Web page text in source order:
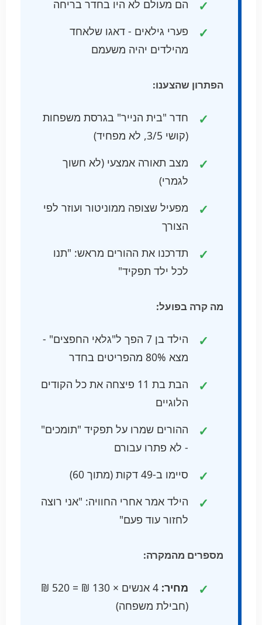
הם מעולם לא היו בחדר בריחה
פערי גילאים - דאגו שלאחד
מהילדים יהיה משעמם
הפתרון שהצענו:
חדר "בית הנייר" בגרסת משפחות
(קושי 3/5, לא מפחיד)
מצב תאורה אמצעי (לא חשוך
לגמרי)
מפעיל שצופה ממוניטור ועוזר לפי
הצורך
תדרכנו את ההורים מראש: "תנו
לכל ילד תפקיד"
מה קרה בפועל:
הילד בן 7 הפך ל"גלאי החפצים" -
מצא 80% מהפריטים בחדר
הבת בת 11 פיצחה את כל הקודים
הלוגיים
ההורים שמרו על תפקיד "תומכים"
- לא פתרו עבורם
סיימו ב-49 דקות (מתוך 60)
הילד אמר אחרי החוויה: "אני רוצה
לחזור עוד פעם"
מספרים מהמקרה:
מחיר:
4 אנשים × 130 ₪ = 520 ₪
(חבילת משפחה)